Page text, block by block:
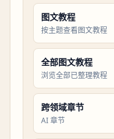
图文教程
按主题查看图文教程
全部图文教程
浏览全部已整理教程
跨领域章节
AI 章节